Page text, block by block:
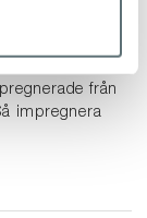
från
impregnera